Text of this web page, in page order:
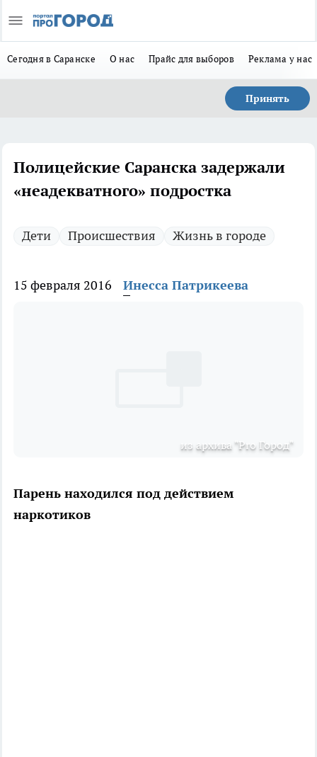
Сегодня в Саранске О нас Прайс для выборов Реклама у нас
Принять
Полицейские Саранска задержали
«неадекватного» подростка
Дети Происшествия Жизнь в городе
15 февраля 2016 Инесса Патрикеева
из архива "Pro Город"
Парень находился под действием
наркотиков